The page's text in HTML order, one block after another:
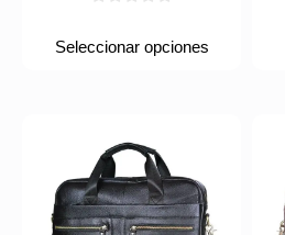
Seleccionar opciones